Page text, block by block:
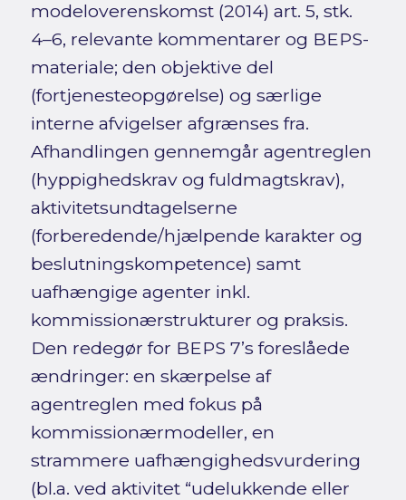
modeloverenskomst (2014) art. 5, stk.
4–6, relevante kommentarer og BEPS-
materiale; den objektive del
(fortjenesteopgørelse) og særlige
interne afvigelser afgrænses fra.
Afhandlingen gennemgår agentreglen
(hyppighedskrav og fuldmagtskrav),
aktivitetsundtagelserne
(forberedende/hjælpende karakter og
beslutningskompetence) samt
uafhængige agenter inkl.
kommissionærstrukturer og praksis.
Den redegør for BEPS 7’s foreslåede
ændringer: en skærpelse af
agentreglen med fokus på
kommissionærmodeller, en
strammere uafhængighedsvurdering
(bl.a. ved aktivitet “udelukkende eller